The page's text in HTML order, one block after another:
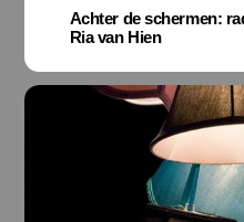
Achter de schermen:
Ria van Hien